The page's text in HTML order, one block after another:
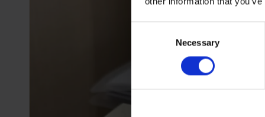
Necessary